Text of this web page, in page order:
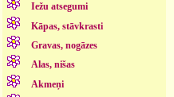
Iežu atsegumi
Kāpas, stāvkrasti
Gravas, nogāzes
Alas, nišas
Akmeņi